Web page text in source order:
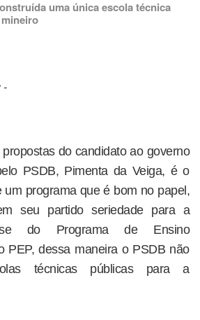
uma única escola técnica
-
do candidato ao governo
PSDB, Pimenta da Veiga, é o
um programa que é bom no papel,
seu partido seriedade para a
se do Programa de Ensino
PEP, dessa maneira o PSDB não
técnicas públicas para a